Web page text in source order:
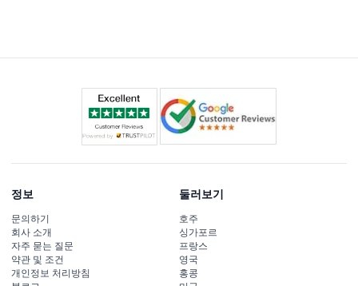
정보
문의하기
회사 소개
자주 묻는 질문
약관 및 조건
개인정보 처리방침
둘러보기
호주
싱가포르
프랑스
영국
홍콩